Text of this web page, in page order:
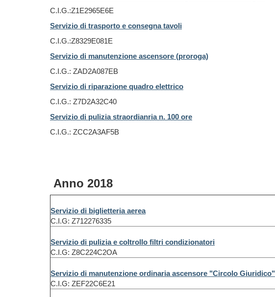
C.I.G.:Z1E2965E6E
Servizio di trasporto e consegna tavoli
C.I.G.:Z8329E081E
Servizio di manutenzione ascensore (proroga)
C.I.G.: ZAD2A087EB
Servizio di riparazione quadro elettrico
C.I.G.: Z7D2A32C40
Servizio di pulizia straordianria n. 100 ore
C.I.G.: ZCC2A3AF5B
Anno 2018
Servizio di biglietteria aerea
C.I.G: Z712276335
Servizio di pulizia e coltrollo filtri condizionatori
C.I.G: Z8C224C2OA
Servizio di manutenzione ordinaria ascensore "Circolo Giuridico"
C.I.G: ZEF22C6E21